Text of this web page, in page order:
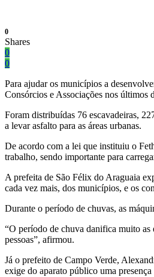
0
Shares
0
0
Para ajudar os municípios a
Consórcios e Associações nos
Foram distribuídas 76 escavadeiras,
a levar asfalto para as áreas urbanas.
De acordo com a lei que instituiu o
trabalho, sendo importante para
A prefeita de São Félix do Araguaia
cada vez mais, dos municípios, e os
Durante o período de chuvas, as
“O período de chuva danifica muito as
pessoas”, afirmou.
Já o prefeito de Campo Verde,
exige do aparato público uma